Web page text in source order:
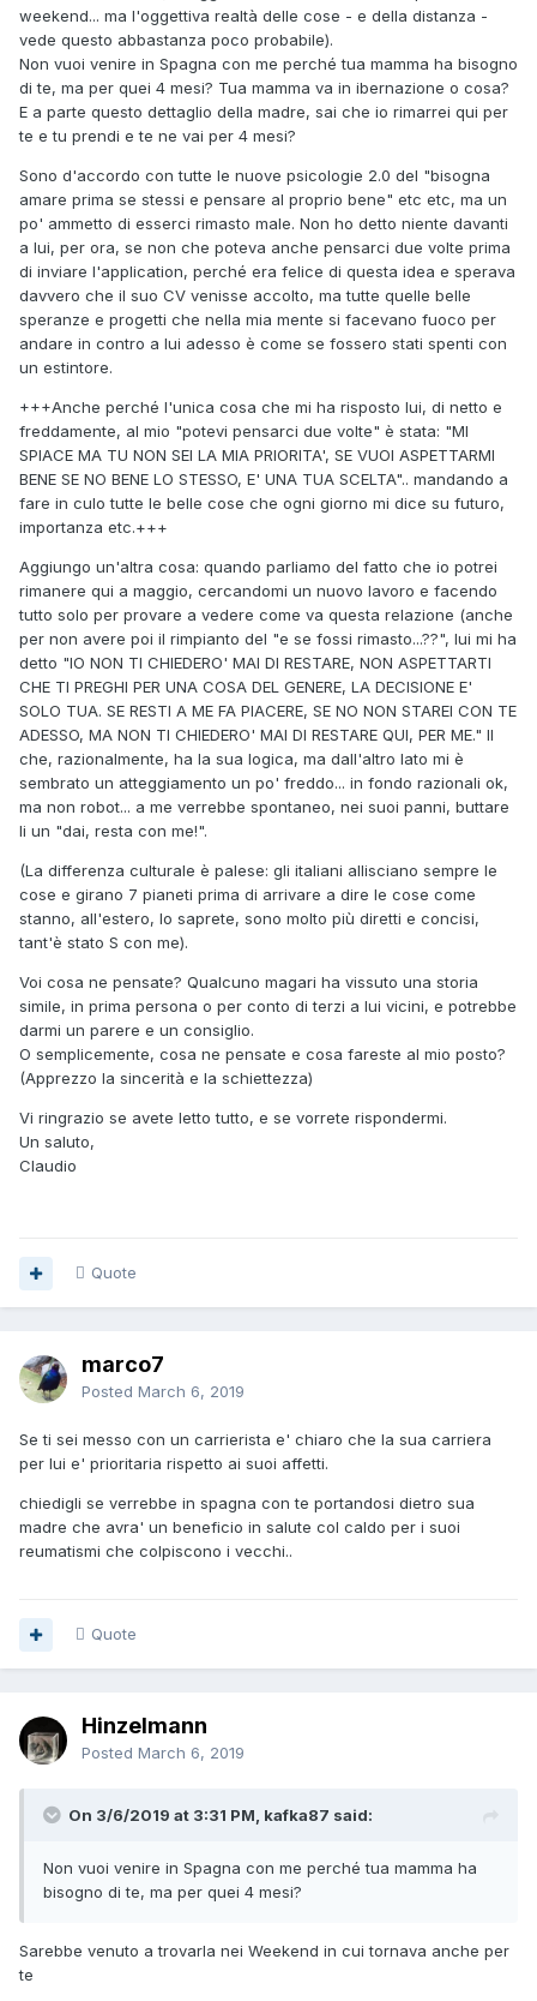
weekend... ma l'oggettiva realtà delle cose - e della distanza -
vede questo abbastanza poco probabile).
Non vuoi venire in Spagna con me perché tua mamma ha bisogno
di te, ma per quei 4 mesi? Tua mamma va in ibernazione o cosa?
E a parte questo dettaglio della madre, sai che io rimarrei qui per
te e tu prendi e te ne vai per 4 mesi?
Sono d'accordo con tutte le nuove psicologie 2.0 del "bisogna
amare prima se stessi e pensare al proprio bene" etc etc, ma un
po' ammetto di esserci rimasto male. Non ho detto niente davanti
a lui, per ora, se non che poteva anche pensarci due volte prima
di inviare l'application, perché era felice di questa idea e sperava
davvero che il suo CV venisse accolto, ma tutte quelle belle
speranze e progetti che nella mia mente si facevano fuoco per
andare in contro a lui adesso è come se fossero stati spenti con
un estintore.
+++Anche perché l'unica cosa che mi ha risposto lui, di netto e
freddamente, al mio "potevi pensarci due volte" è stata: "MI
SPIACE MA TU NON SEI LA MIA PRIORITA', SE VUOI ASPETTARMI
BENE SE NO BENE LO STESSO, E' UNA TUA SCELTA".. mandando a
fare in culo tutte le belle cose che ogni giorno mi dice su futuro,
importanza etc.+++
Aggiungo un'altra cosa: quando parliamo del fatto che io potrei
rimanere qui a maggio, cercandomi un nuovo lavoro e facendo
tutto solo per provare a vedere come va questa relazione (anche
per non avere poi il rimpianto del "e se fossi rimasto...??", lui mi ha
detto "IO NON TI CHIEDERO' MAI DI RESTARE, NON ASPETTARTI
CHE TI PREGHI PER UNA COSA DEL GENERE, LA DECISIONE E'
SOLO TUA. SE RESTI A ME FA PIACERE, SE NO NON STAREI CON TE
ADESSO, MA NON TI CHIEDERO' MAI DI RESTARE QUI, PER ME." Il
che, razionalmente, ha la sua logica, ma dall'altro lato mi è
sembrato un atteggiamento un po' freddo... in fondo razionali ok,
ma non robot... a me verrebbe spontaneo, nei suoi panni, buttare
li un "dai, resta con me!".
(La differenza culturale è palese: gli italiani allisciano sempre le
cose e girano 7 pianeti prima di arrivare a dire le cose come
stanno, all'estero, lo saprete, sono molto più diretti e concisi,
tant'è stato S con me).
Voi cosa ne pensate? Qualcuno magari ha vissuto una storia
simile, in prima persona o per conto di terzi a lui vicini, e potrebbe
darmi un parere e un consiglio.
O semplicemente, cosa ne pensate e cosa fareste al mio posto?
(Apprezzo la sincerità e la schiettezza)
Vi ringrazio se avete letto tutto, e se vorrete rispondermi.
Un saluto,
Claudio
Quote
marco7
Posted March 6, 2019
Se ti sei messo con un carrierista e' chiaro che la sua carriera
per lui e' prioritaria rispetto ai suoi affetti.
chiedigli se verrebbe in spagna con te portandosi dietro sua
madre che avra' un beneficio in salute col caldo per i suoi
reumatismi che colpiscono i vecchi..
Quote
Hinzelmann
Posted March 6, 2019
On 3/6/2019 at 3:31 PM, kafka87 said:
Non vuoi venire in Spagna con me perché tua mamma ha
bisogno di te, ma per quei 4 mesi?
Sarebbe venuto a trovarla nei Weekend in cui tornava anche per
te